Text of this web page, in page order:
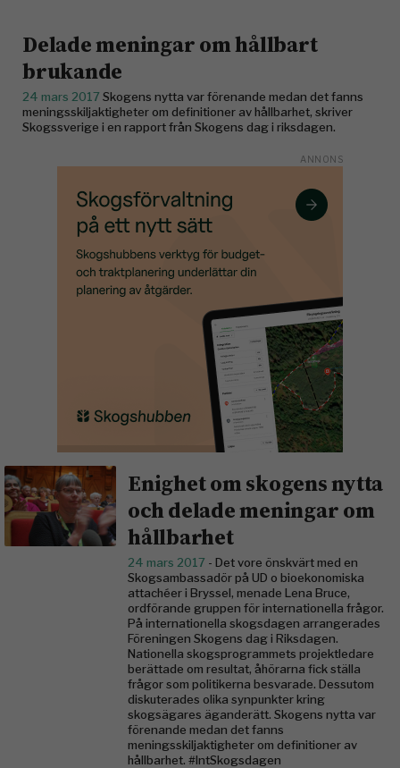
Delade meningar om hållbart
brukande
24 mars 2017 Skogens nytta var förenande medan det fanns
meningsskiljaktigheter om definitioner av hållbarhet, skriver
Skogssverige i en rapport från Skogens dag i riksdagen.
Enighet om skogens nytta
och delade meningar om
hållbarhet
24 mars 2017 - Det vore önskvärt med en
Skogsambassadör på UD o bioekonomiska
attachéer i Bryssel, menade Lena Bruce,
ordförande gruppen för internationella frågor.
På internationella skogsdagen arrangerades
Föreningen Skogens dag i Riksdagen.
Nationella skogsprogrammets projektledare
berättade om resultat, åhörarna fick ställa
frågor som politikerna besvarade. Dessutom
diskuterades olika synpunkter kring
skogsägares äganderätt. Skogens nytta var
förenande medan det fanns
meningsskiljaktigheter om definitioner av
hållbarhet. #IntSkogsdagen